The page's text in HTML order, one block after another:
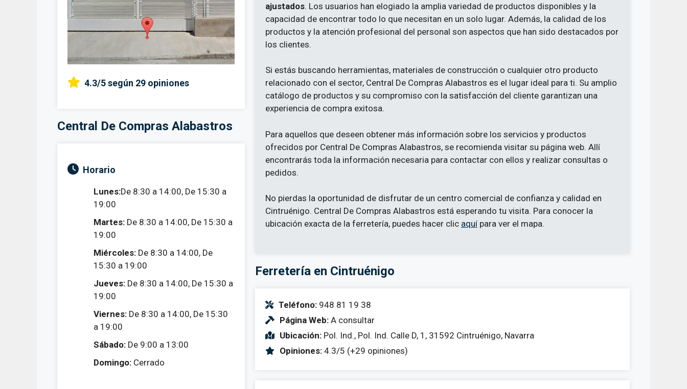
4.3/5según 29 opiniones
Central De Compras Alabastros
Horario
Lunes:De 8:30 a 14:00, De 15:30 a
19:00
Martes: De 8:30 a 14:00, De 15:30 a
19:00
Miércoles: De 8:30 a 14:00, De
15:30 a 19:00
Jueves: De 8:30 a 14:00, De 15:30 a
19:00
Viernes: De 8:30 a 14:00, De 15:30
a 19:00
Sábado: De 9:00 a 13:00
Domingo: Cerrado
ajustados. Los usuarios han elogiado la amplia variedad de productos disponibles y la
capacidad de encontrar todo lo que necesitan en un solo lugar. Además, la calidad de los
productos y la atención profesional del personal son aspectos que han sido destacados por
los clientes.
Si estás buscando herramientas, materiales de construcción o cualquier otro producto
relacionado con el sector, Central De Compras Alabastros es el lugar ideal para ti. Su amplio
catálogo de productos y su compromiso con la satisfacción del cliente garantizan una
experiencia de compra exitosa.
Para aquellos que deseen obtener más información sobre los servicios y productos
ofrecidos por Central De Compras Alabastros, se recomienda visitar su página web. Allí
encontrarás toda la información necesaria para contactar con ellos y realizar consultas o
pedidos.
No pierdas la oportunidad de disfrutar de un centro comercial de confianza y calidad en
Cintruénigo. Central De Compras Alabastros está esperando tu visita. Para conocer la
ubicación exacta de la ferretería, puedes hacer clic aquípara ver el mapa.
Ferretería en Cintruénigo
Teléfono:948 81 19 38
Página Web:A consultar
Ubicación:Pol. Ind., Pol. Ind. Calle D, 1, 31592 Cintruénigo, Navarra
Opiniones:4.3/5 (+29 opiniones)